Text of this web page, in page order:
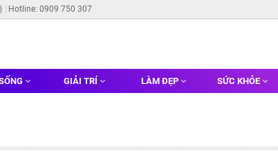
Hotline: 0909 750 307
GIẢI TRÍ LÀM ĐẸP SỨC KHỎE